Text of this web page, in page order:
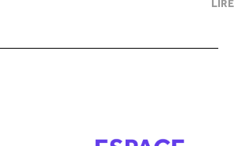
LIRE